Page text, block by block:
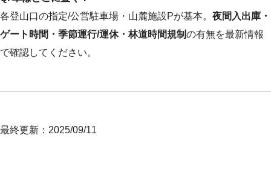
各登山口の指定/公営駐車場・山麓施設Pが基本。 夜間入出庫・
ゲート時間・季節運行/運休・林道時間規制の有無を最新情報
で確認してください。
最終更新：2025/09/11